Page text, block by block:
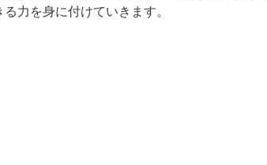
力を身に付けていきます。